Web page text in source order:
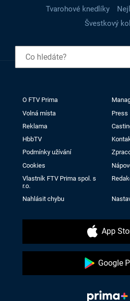
Tvarohové knedlíky
Švestkový
O FTV Prima
Volná místa
Press
Reklama
HbbTV
Podmínky užívání
Cookies
Vlastník FTV Prima spol. s
r.o.
Nahlásit chybu
App
Google